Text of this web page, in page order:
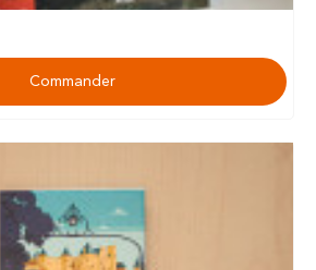
Commander